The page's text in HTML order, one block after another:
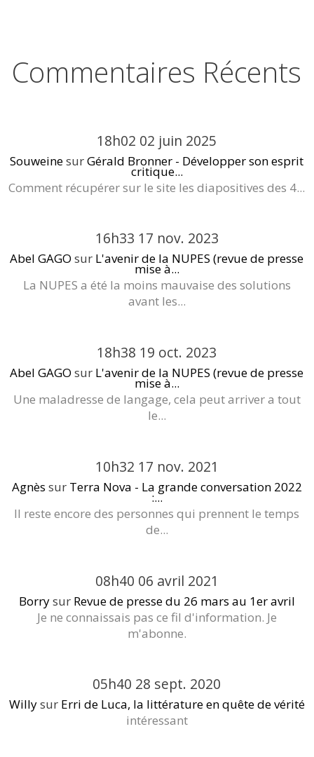
Commentaires Récents
18h02 02 juin 2025
SouweinesurGérald Bronner - Développer son esprit
critique...
Comment récupérer sur le site les diapositives des 4...
16h33 17 nov. 2023
Abel GAGO sur L'avenir de la NUPES (revue de presse
mise à...
La NUPES a été la moins mauvaise des solutions
avant les...
18h38 19 oct. 2023
Abel GAGO sur L'avenir de la NUPES (revue de presse
mise à...
Une maladresse de langage, cela peut arriver a tout
le...
10h32 17 nov. 2021
Agnès sur Terra Nova - La grande conversation 2022
:...
Il reste encore des personnes qui prennent le temps
de...
08h40 06 avril 2021
Borrysur Revue de presse du 26 mars au 1er avril
Je ne connaissais pas ce fil d'information. Je
m'abonne.
05h40 28 sept. 2020
Willysur Erri de Luca, la littérature en quête de vérité
intéressant